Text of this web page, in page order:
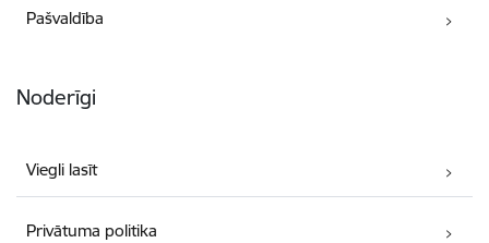
Pašvaldība
Noderīgi
Viegli lasīt
Privātuma politika